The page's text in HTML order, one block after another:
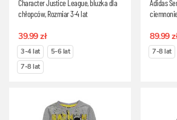
Character Justice League, bluzka dla
chłopców, Rozmiar 3-4 lat
39.99 zł
3-4 lat
5-6 lat
7-8 lat
Adidas
89.99
7-8 lat